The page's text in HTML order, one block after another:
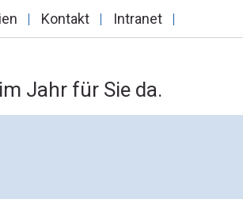
Kontakt Intranet
Jahr für Sie da.